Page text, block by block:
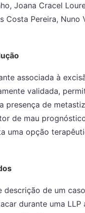
Joana Cracel
Costa Pereira,
associada à
validada,
presença de
de mau
uma opção
descrição de um
durante uma